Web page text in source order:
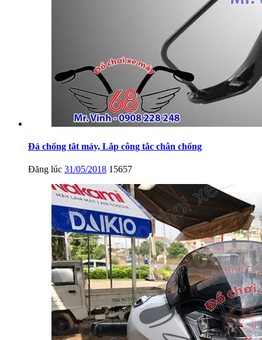
Đá chống tắt máy, Lắp công tắc chân chống
Đăng lúc 31/05/2018 15657